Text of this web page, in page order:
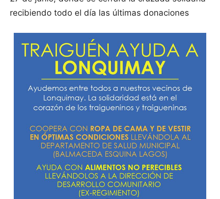
recibiendo todo el día las últimas donaciones